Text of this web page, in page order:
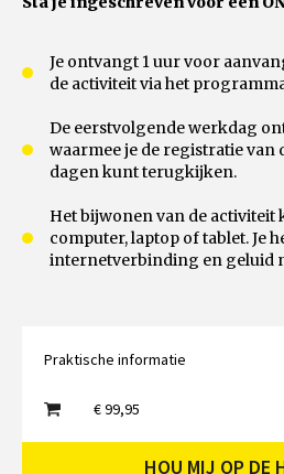
Je ontvangt 1 uur voor
de activiteit via het
De eerstvolgende werkdag
waarmee je de registratie van
dagen kunt terugkijken.
Het bijwonen van de activiteit
computer, laptop of tablet. Je
internetverbinding en geluid
Praktische informatie
€ 99,95
HOU MIJ OP DE